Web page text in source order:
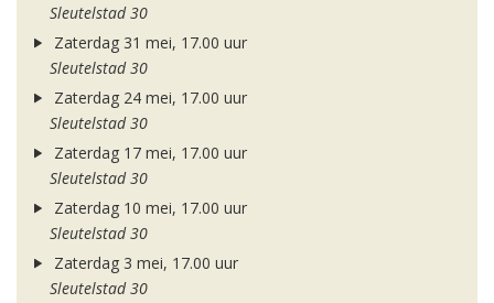
Sleutelstad 30
Zaterdag 31 mei, 17.00 uur
Sleutelstad 30
Zaterdag 24 mei, 17.00 uur
Sleutelstad 30
Zaterdag 17 mei, 17.00 uur
Sleutelstad 30
Zaterdag 10 mei, 17.00 uur
Sleutelstad 30
Zaterdag 3 mei, 17.00 uur
Sleutelstad 30